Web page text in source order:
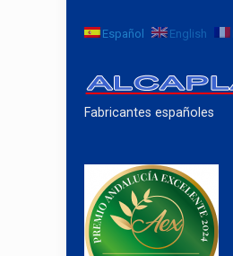
Español English
Fabricantes españoles